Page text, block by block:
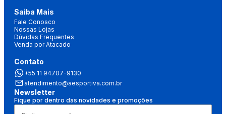
Saiba Mais
Fale Conosco
Nossas Lojas
Dúvidas Frequentes
Venda por Atacado
Contato
+55 11 94707-9130
atendimento@aesportiva.com.br
Newsletter
Fique por dentro das novidades e promoções